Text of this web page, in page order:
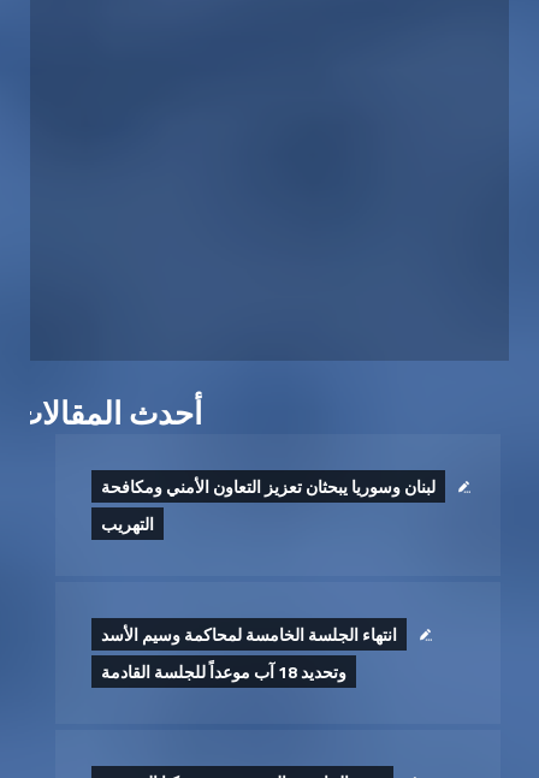
أحدث المقالات
لبنان وسوريا يبحثان تعزيز التعاون الأمني ومكافحة
التهريب
انتهاء الجلسة الخامسة لمحاكمة وسيم الأسد
وتحديد 18 آب موعداً للجلسة القادمة